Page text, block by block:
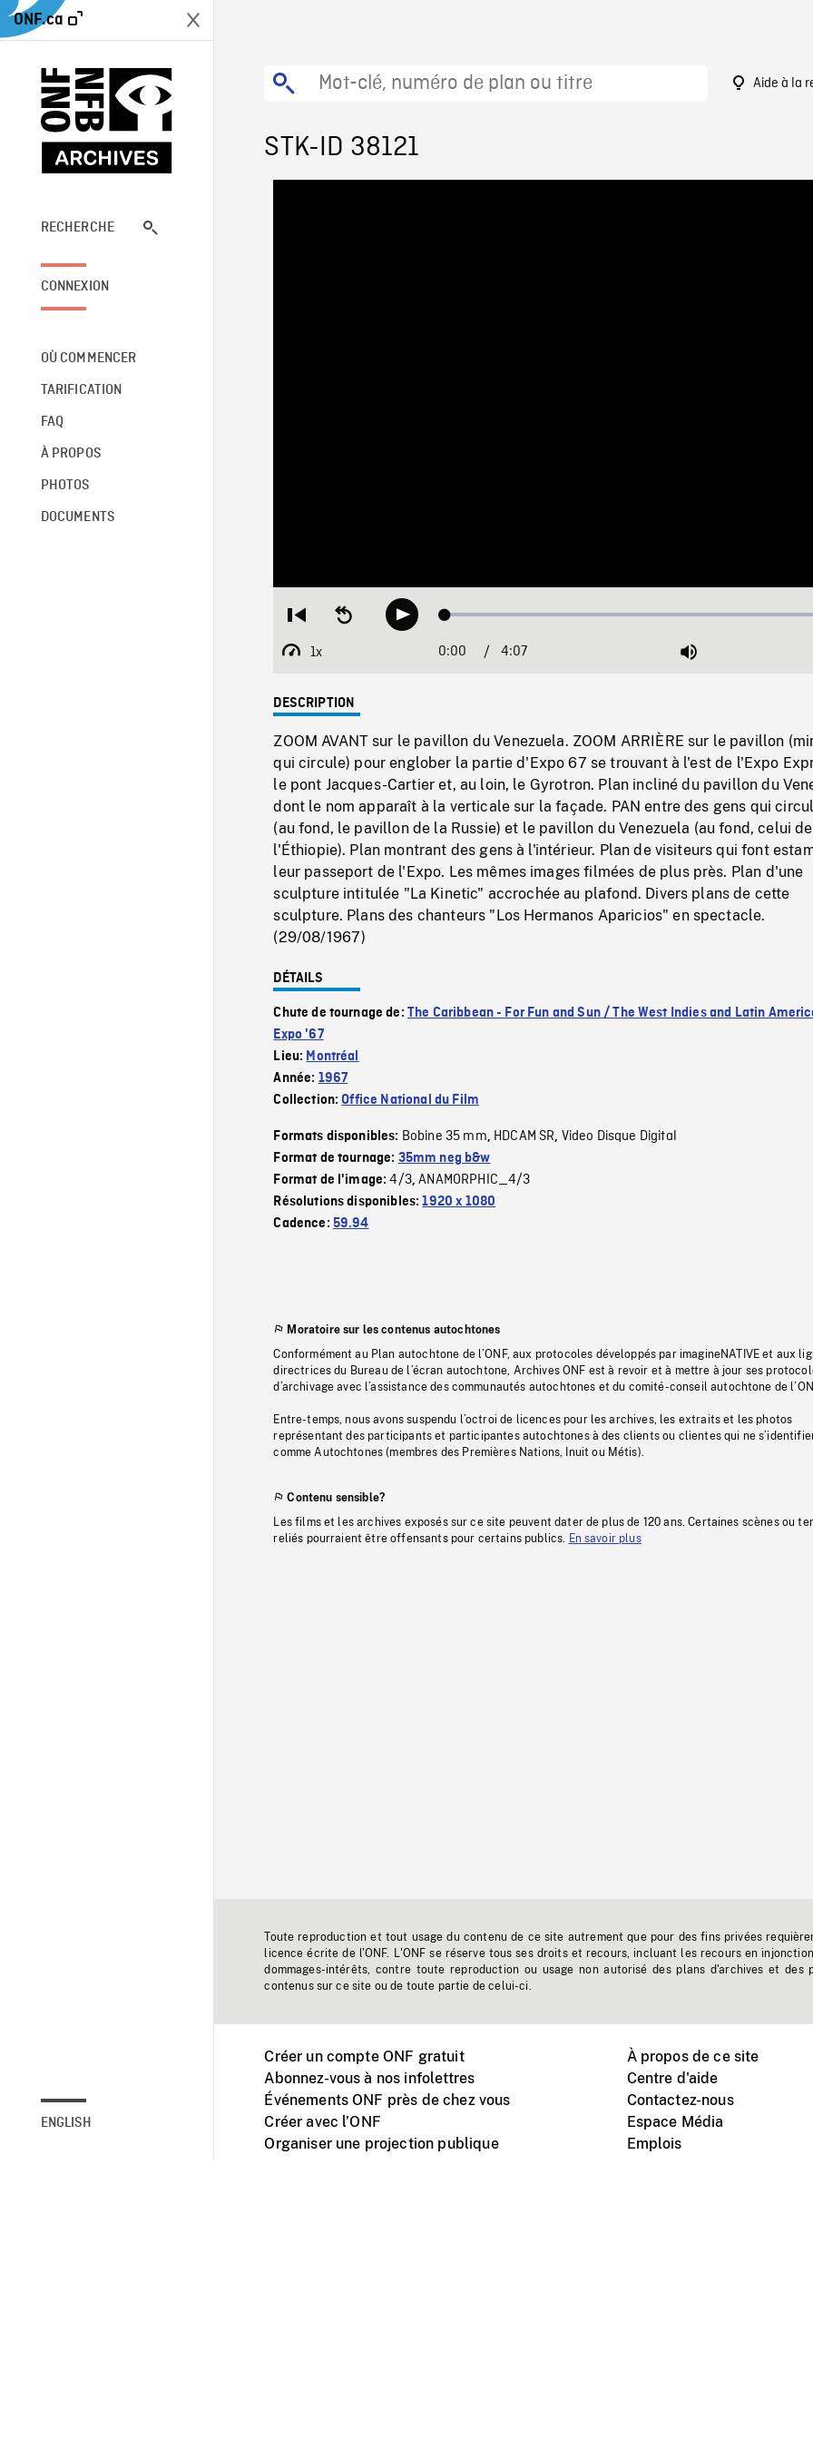
ONF.ca
RECHERCHE
CONNEXION
OÙ COMMENCER
TARIFICATION
FAQ
À PROPOS
PHOTOS
DOCUMENTS
ENGLISH
Aide à la
STK-ID 38121
Restart
beginning
Seek
backwardPlay Loaded:
1x
Playback
Current
0:00 / Duration
4:07 Mute
DESCRIPTION
ZOOM AVANT sur le pavillon du Venezuela. ZOOM ARRIÈRE sur le pavillon
qui circule) pour englober la partie d'Expo 67 se trouvant à l'est de l'Expo
le pont Jacques-Cartier et, au loin, le Gyrotron. Plan incliné du pavillon du
dont le nom apparaît à la verticale sur la façade. PAN entre des gens qui
(au fond, le pavillon de la Russie) et le pavillon du Venezuela (au fond, celui de
l'Éthiopie). Plan montrant des gens à l'intérieur. Plan de visiteurs qui font
leur passeport de l'Expo. Les mêmes images filmées de plus près. Plan d'une
sculpture intitulée "La Kinetic" accrochée au plafond. Divers plans de cette
sculpture. Plans des chanteurs "Los Hermanos Aparicios" en spectacle.
(29/08/1967)
DÉTAILS
Chute de tournage de: The Caribbean - For Fun and Sun / The West Indies and Latin
Expo '67
Lieu: Montréal
Année: 1967
Collection:Office National du Film
Formats disponibles: Bobine 35 mm, HDCAM SR, Video Disque Digital
Format de tournage: 35mm neg b&w
Format de l'image:4/3,ANAMORPHIC_4/3
Résolutions disponibles:1920 x 1080
Cadence: 59.94
Moratoire sur les contenus autochtones
Conformément au Plan autochtone de l’ONF, aux protocoles développés par imagineNATIVE et aux
directrices du Bureau de l’écran autochtone, Archives ONF est à revoir et à mettre à jour ses
d’archivage avec l’assistance des communautés autochtones et du comité-conseil autochtone de
Entre-temps, nous avons suspendu l’octroi de licences pour les archives, les extraits et les photos
représentant des participants et participantes autochtones à des clients ou clientes qui ne
comme Autochtones (membres des Premières Nations, Inuit ou Métis).
Contenu sensible?
Les films et les archives exposés sur ce site peuvent dater de plus de 120 ans. Certaines scènes ou
reliés pourraient être offensants pour certains publics.
En savoir plus
Toute reproduction et tout usage du contenu de ce site autrement que pour des fins privées
licence écrite de l'ONF. L'ONF se réserve tous ses droits et recours, incluant les recours en
dommages-intérêts, contre toute reproduction ou usage non autorisé des plans d'archives et des
contenus sur ce site ou de toute partie de celui-ci.
Créer un compte ONF gratuit
Abonnez-vous à nos infolettres
Événements ONF près de chez vous
Créer avec l’ONF
Organiser une projection publique
À propos de ce site
Centre d'aide
Contactez-nous
Espace Média
Emplois